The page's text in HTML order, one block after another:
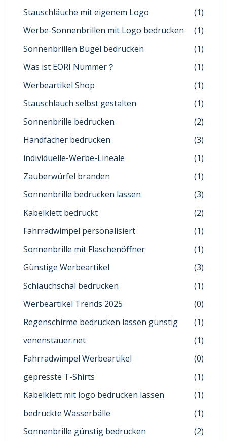
Stauschläuche mit eigenem Logo
(1)
Werbe-Sonnenbrillen mit Logo bedrucken
(1)
Sonnenbrillen Bügel bedrucken
(1)
Was ist EORI Nummer？
(1)
Werbeartikel Shop
(1)
Stauschlauch selbst gestalten
(1)
Sonnenbrille bedrucken
(2)
Handfächer bedrucken
(3)
individuelle-Werbe-Lineale
(1)
Zauberwürfel branden
(1)
Sonnenbrille bedrucken lassen
(3)
Kabelklett bedruckt
(2)
Fahrradwimpel personalisiert
(1)
Sonnenbrille mit Flaschenöffner
(1)
Günstige Werbeartikel
(3)
Schlauchschal bedrucken
(1)
Werbeartikel Trends 2025
(0)
Regenschirme bedrucken lassen günstig
(1)
venenstauer.net
(1)
Fahrradwimpel Werbeartikel
(0)
gepresste T-Shirts
(1)
Kabelklett mit logo bedrucken lassen
(1)
bedruckte Wasserbälle
(1)
Sonnenbrille günstig bedrucken
(2)